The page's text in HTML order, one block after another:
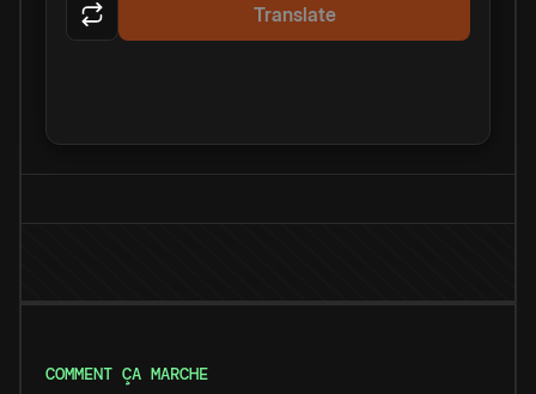
Translate
COMMENT ÇA MARCHE